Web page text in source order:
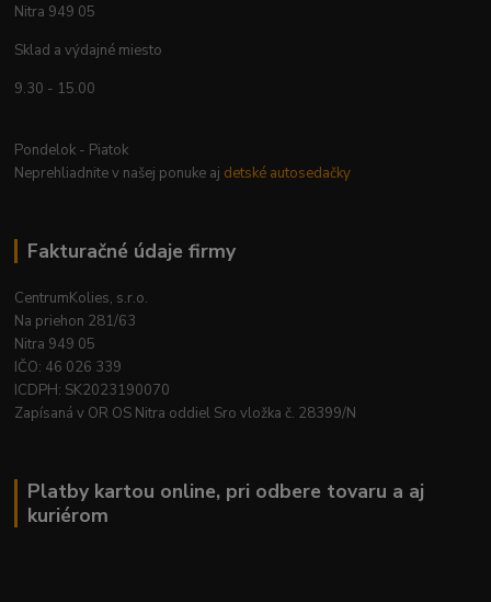
Nitra 949 05
Sklad a výdajné miesto
9.30 - 15.00
Pondelok - Piatok
Neprehliadnite v našej ponuke aj detské autosedačky
Fakturačné údaje firmy
CentrumKolies, s.r.o.
Na priehon 281/63
Nitra 949 05
IČO: 46 026 339
ICDPH: SK2023190070
Zapísaná v OR OS Nitra oddiel Sro vložka č. 28399/N
Platby kartou online, pri odbere tovaru a aj
kuriérom